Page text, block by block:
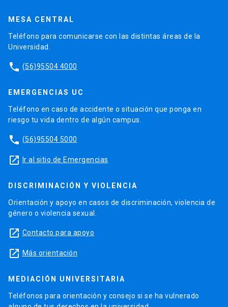
MESA CENTRAL
Teléfono para comunicarse con las distintas áreas de la
Universidad.
phone (56)95504 4000
EMERGENCIAS UC
Teléfono en caso de accidente o situación que ponga en
riesgo tu vida dentro de algún campus.
phone (56)95504 5000
launch Ir al sitio de Emergencias
DISCRIMINACIÓN Y VIOLENCIA
Orientación y apoyo en casos de discriminación, violencia de
género o violencia sexual.
launch Contacto para apoyo
launch Más orientación
MEDIACIÓN UNIVERSITARIA
Teléfonos para orientación y consejo si se ha vulnerado